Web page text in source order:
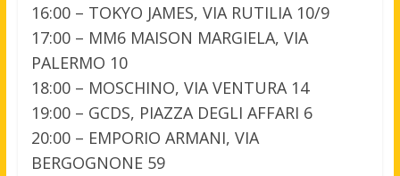
16:00 – TOKYO JAMES, VIA RUTILIA 10/9
17:00 – MM6 MAISON MARGIELA, VIA
PALERMO 10
18:00 – MOSCHINO, VIA VENTURA 14
19:00 – GCDS, PIAZZA DEGLI AFFARI 6
20:00 – EMPORIO ARMANI, VIA
BERGOGNONE 59